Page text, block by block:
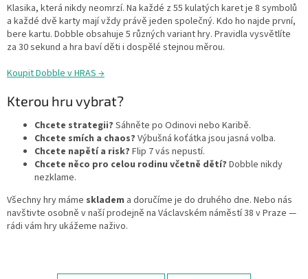
Klasika, která nikdy neomrzí. Na každé z 55 kulatých karet je 8 symbolů
a každé dvě karty mají vždy právě jeden společný. Kdo ho najde první,
bere kartu. Dobble obsahuje 5 různých variant hry. Pravidla vysvětlíte
za 30 sekund a hra baví děti i dospělé stejnou měrou.
Koupit Dobble v HRAS →
Kterou hru vybrat?
Chcete strategii? Sáhněte po Odinovi nebo Karibě.
Chcete smích a chaos? Výbušná koťátka jsou jasná volba.
Chcete napětí a risk? Flip 7 vás nepustí.
Chcete něco pro celou rodinu včetně dětí? Dobble nikdy
nezklame.
Všechny hry máme skladem a doručíme je do druhého dne. Nebo nás
navštivte osobně v naší prodejně na Václavském náměstí 38 v Praze —
rádi vám hry ukážeme naživo.